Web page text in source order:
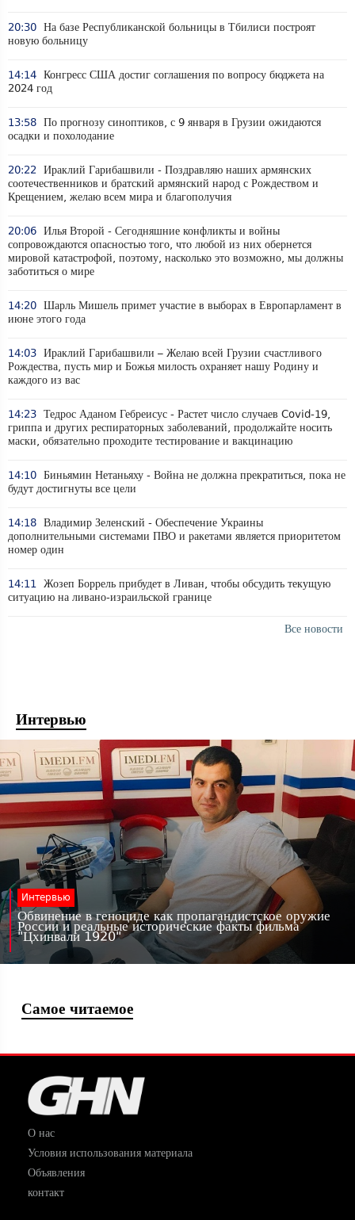
20:30 На базе Республиканской больницы в Тбилиси построят
новую больницу
14:14 Конгресс США достиг соглашения по вопросу бюджета на
2024 год
13:58 По прогнозу синоптиков, с 9 января в Грузии ожидаются
осадки и похолодание
20:22
Ираклий Гарибашвили - Поздравляю наших армянских
соотечественников и братский армянский народ с Рождеством и
Крещением, желаю всем мира и благополучия
20:06 Илья Второй - Сегодняшние конфликты и войны
сопровождаются опасностью того, что любой из них обернется
мировой катастрофой, поэтому, насколько это возможно, мы должны
заботиться о мире
14:20 Шарль Мишель примет участие в выборах в Европарламент в
июне этого года
14:03 Ираклий Гарибашвили – Желаю всей Грузии счастливого
Рождества, пусть мир и Божья милость охраняет нашу Родину и
каждого из вас
14:23 Тедрос Аданом Гебреисус - Растет число случаев Covid-19,
гриппа и других респираторных заболеваний, продолжайте носить
маски, обязательно проходите тестирование и вакцинацию
14:10 Биньямин Нетаньяху - Война не должна прекратиться, пока не
будут достигнуты все цели
14:18 Владимир Зеленский - Обеспечение Украины
дополнительными системами ПВО и ракетами является приоритетом
номер один
14:11
Жозеп Боррель прибудет в Ливан, чтобы обсудить текущую
ситуацию на ливано-израильской границе
Все новости
Интервью
Интервью
Обвинение в геноциде как пропагандистское оружие
России и реальные исторические факты фильма
"Цхинвали 1920"
Самое читаемое
О нас
Условия использования материала
Объявления
контакт